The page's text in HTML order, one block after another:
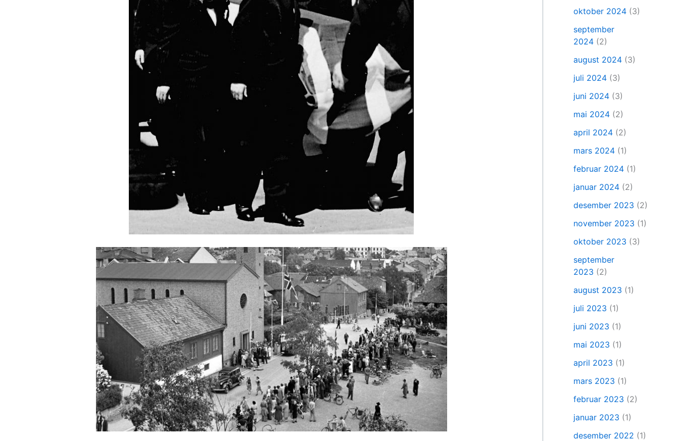
oktober 2024 (3)
september
2024 (2)
august 2024 (3)
juli 2024 (3)
juni 2024 (3)
mai 2024 (2)
april 2024 (2)
mars 2024 (1)
februar 2024 (1)
januar 2024 (2)
desember 2023 (2)
november 2023 (1)
oktober 2023 (3)
september
2023 (2)
august 2023 (1)
juli 2023 (1)
juni 2023 (1)
mai 2023 (1)
april 2023 (1)
mars 2023 (1)
februar 2023 (2)
januar 2023 (1)
desember 2022 (1)